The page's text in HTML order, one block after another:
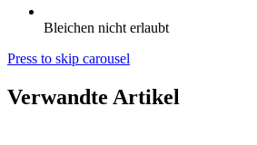
Bleichen nicht erlaubt
Press to skip carousel
Verwandte Artikel